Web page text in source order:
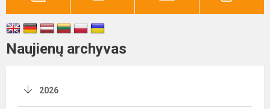
Naujienų archyvas
2026